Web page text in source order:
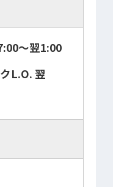
～翌1:00
L.O. 翌